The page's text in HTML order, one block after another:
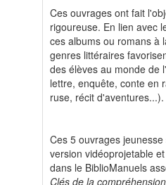
Ces ouvrages ont fait
rigoureuse. En lien avec
ces albums ou romans à
genres littéraires
des élèves au monde de
lettre, enquête, conte en
ruse, récit d'aventures...).
Ces 5 ouvrages
version vidéoprojetable
dans le BiblioManuels
Clés de la